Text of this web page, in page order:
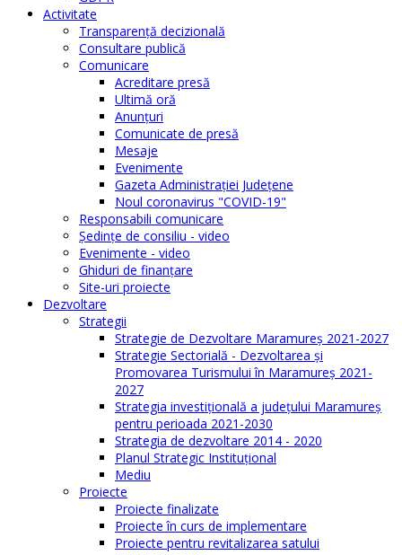
Activitate
Transparenţă decizională
Consultare publică
Comunicare
Acreditare presă
Ultimă oră
Anunţuri
Comunicate de presă
Mesaje
Evenimente
Gazeta Administraţiei Judeţene
Noul coronavirus "COVID-19"
Responsabili comunicare
Şedinţe de consiliu - video
Evenimente - video
Ghiduri de finanţare
Site-uri proiecte
Dezvoltare
Strategii
Strategie de Dezvoltare Maramureș 2021-2027
Strategie Sectorială - Dezvoltarea și
Promovarea Turismului în Maramureș 2021-
2027
Strategia investiţională a județului Maramureș
pentru perioada 2021-2030
Strategia de dezvoltare 2014 - 2020
Planul Strategic Instituţional
Mediu
Proiecte
Proiecte finalizate
Proiecte în curs de implementare
Proiecte pentru revitalizarea satului